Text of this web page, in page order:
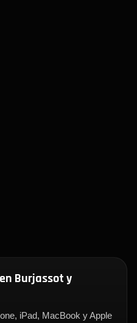
Burjassot y
iPad, MacBook y Apple